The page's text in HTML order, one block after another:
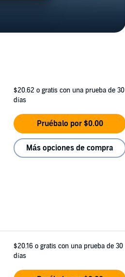
$20.62 o gratis con una prueba de 30
días
Pruébalo por $0.00
Más opciones de compra
$20.16 o gratis con una prueba de 30
días